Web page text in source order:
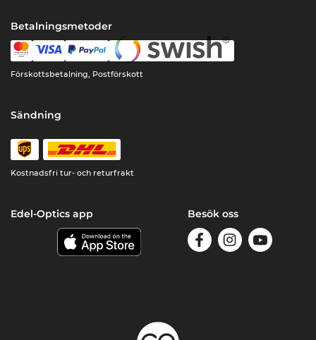
Betalningsmetoder
Förskottsbetalning, Postförskott
Sändning
Kostnadsfri tur- och returfrakt
Edel-Optics app Besök oss